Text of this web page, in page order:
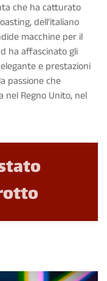
che ha catturato
dell’italiano
macchine per il
ha affascinato gli
e prestazioni
passione che
nel Regno Unito, nel